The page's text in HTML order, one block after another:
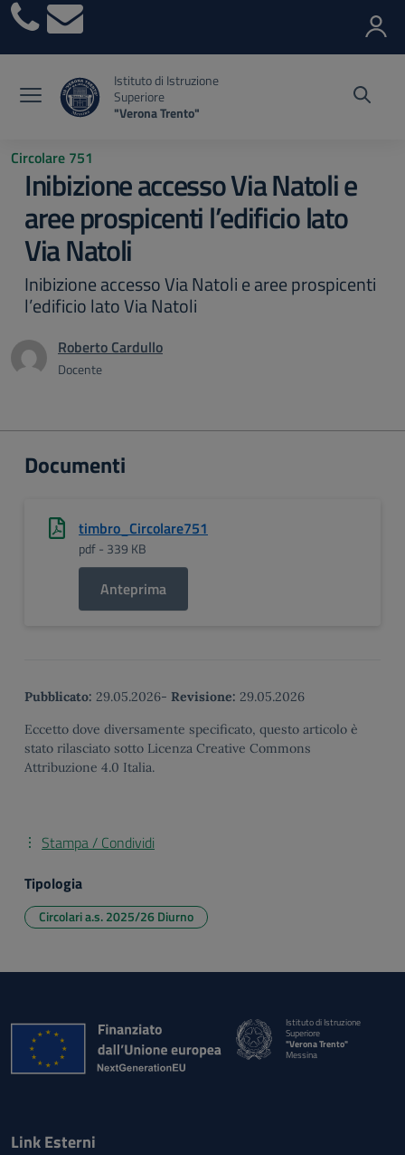
Vai ai contenuti
Vai al menu di navigazione
Vai al footer
Istituto di Istruzione
Superiore
"Verona Trento"
Circolare 751
Inibizione accesso Via Natoli e
aree prospicenti l’edificio lato
Via Natoli
Inibizione accesso Via Natoli e aree prospicenti
l’edificio lato Via Natoli
Roberto Cardullo
Docente
Documenti
timbro_Circolare751
pdf - 339 KB
Anteprima
Pubblicato: 29.05.2026- Revisione: 29.05.2026
Eccetto dove diversamente specificato, questo articolo è
stato rilasciato sotto Licenza Creative Commons
Attribuzione 4.0 Italia.
Stampa / Condividi
Tipologia
Circolari a.s. 2025/26 Diurno
Istituto di Istruzione
Superiore
"Verona Trento"
Messina
Link Esterni